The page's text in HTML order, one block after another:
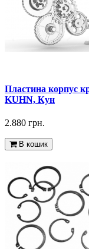
Пластина корпус
KUHN, Кун
2.880 грн.
В кошик